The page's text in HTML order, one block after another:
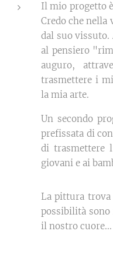
Il mio progetto
Credo che
dal suo vissuto.
al pensiero
auguro,
trasmettere i
la mia arte.
Un secondo
prefissata di
di trasmettere
giovani e ai
La pittura
possibilità
il nostro cuore...